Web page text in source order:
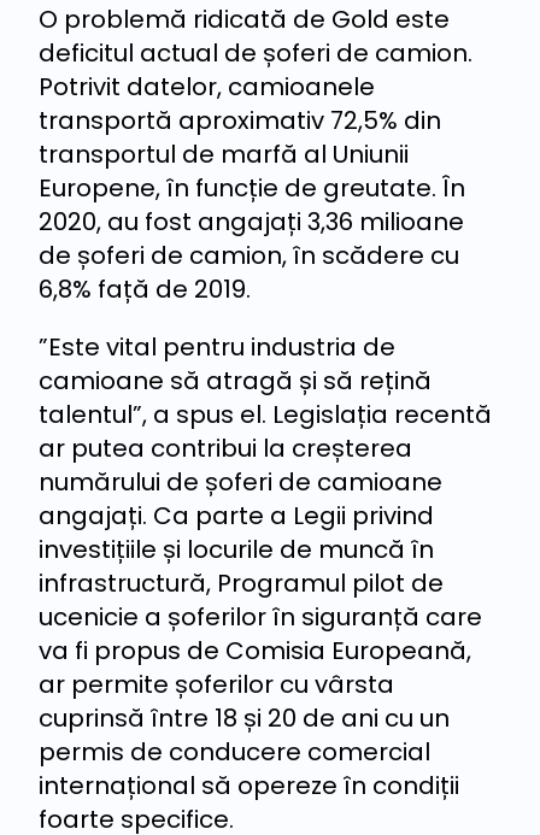
O problemă ridicată de Gold este
deficitul actual de șoferi de camion.
Potrivit datelor, camioanele
transportă aproximativ 72,5% din
transportul de marfă al Uniunii
Europene, în funcție de greutate. În
2020, au fost angajați 3,36 milioane
de șoferi de camion, în scădere cu
6,8% față de 2019.
”Este vital pentru industria de
camioane să atragă și să rețină
talentul”, a spus el. Legislația recentă
ar putea contribui la creșterea
numărului de șoferi de camioane
angajați. Ca parte a Legii privind
investițiile și locurile de muncă în
infrastructură, Programul pilot de
ucenicie a șoferilor în siguranță care
va fi propus de Comisia Europeană,
ar permite șoferilor cu vârsta
cuprinsă între 18 și 20 de ani cu un
permis de conducere comercial
internațional să opereze în condiții
foarte specifice.